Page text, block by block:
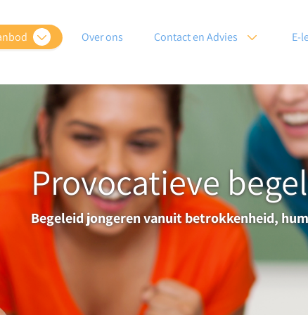
Over ons Contact en Advies E-
Provocatieve
Begeleid jongeren vanuit betrokkenheid,